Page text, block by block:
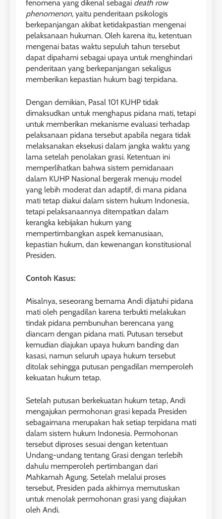
fenomena yang dikenal sebagai death row
phenomenon, yaitu penderitaan psikologis
berkepanjangan akibat ketidakpastian mengenai
pelaksanaan hukuman. Oleh karena itu, ketentuan
mengenai batas waktu sepuluh tahun tersebut
dapat dipahami sebagai upaya untuk menghindari
penderitaan yang berkepanjangan sekaligus
memberikan kepastian hukum bagi terpidana.
Dengan demikian, Pasal 101 KUHP tidak
dimaksudkan untuk menghapus pidana mati, tetapi
untuk memberikan mekanisme evaluasi terhadap
pelaksanaan pidana tersebut apabila negara tidak
melaksanakan eksekusi dalam jangka waktu yang
lama setelah penolakan grasi. Ketentuan ini
memperlihatkan bahwa sistem pemidanaan
dalam KUHP Nasional bergerak menuju model
yang lebih moderat dan adaptif, di mana pidana
mati tetap diakui dalam sistem hukum Indonesia,
tetapi pelaksanaannya ditempatkan dalam
kerangka kebijakan hukum yang
mempertimbangkan aspek kemanusiaan,
kepastian hukum, dan kewenangan konstitusional
Presiden.
Contoh Kasus:
Misalnya, seseorang bernama Andi dijatuhi pidana
mati oleh pengadilan karena terbukti melakukan
tindak pidana pembunuhan berencana yang
diancam dengan pidana mati. Putusan tersebut
kemudian diajukan upaya hukum banding dan
kasasi, namun seluruh upaya hukum tersebut
ditolak sehingga putusan pengadilan memperoleh
kekuatan hukum tetap.
Setelah putusan berkekuatan hukum tetap, Andi
mengajukan permohonan grasi kepada Presiden
sebagaimana merupakan hak setiap terpidana mati
dalam sistem hukum Indonesia. Permohonan
tersebut diproses sesuai dengan ketentuan
Undang-undang tentang Grasi dengan terlebih
dahulu memperoleh pertimbangan dari
Mahkamah Agung. Setelah melalui proses
tersebut, Presiden pada akhirnya memutuskan
untuk menolak permohonan grasi yang diajukan
oleh Andi.